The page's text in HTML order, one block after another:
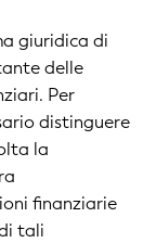
giuridica di
delle
Per
distinguere
la
finanziarie
tali